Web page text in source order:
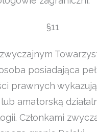
§11
posiadająca
prawnych
amatorską
Członkami